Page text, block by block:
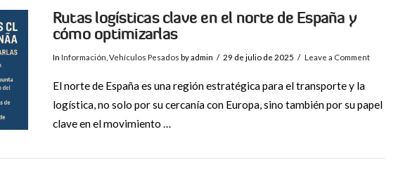
Rutas logísticas clave en el norte de España y
cómo optimizarlas
In Información Vehículos Pesados by admin 29 de julio de 2025 Leave a Comment
El norte de España es una región estratégica para el transporte y la
logística, no solo por su cercanía con Europa, sino también por su papel
clave en el movimiento …